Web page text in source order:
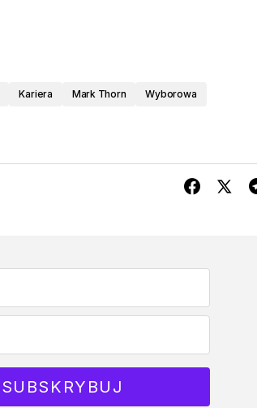
Kariera Mark Thorn
Wyborowa